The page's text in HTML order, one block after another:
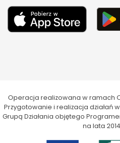
Operacja realizowana w ramach
Przygotowanie i realizacja działań
Grupą Działania objętego
na lata